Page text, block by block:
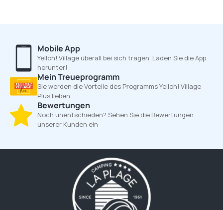
Mobile App
Yelloh! Village überall bei sich tragen. Laden Sie die App
herunter!
Mein Treueprogramm
Sie werden die Vorteile des Programms Yelloh! Village
Plus lieben
Bewertungen
Noch unentschieden? Sehen Sie die Bewertungen
unserer Kunden ein